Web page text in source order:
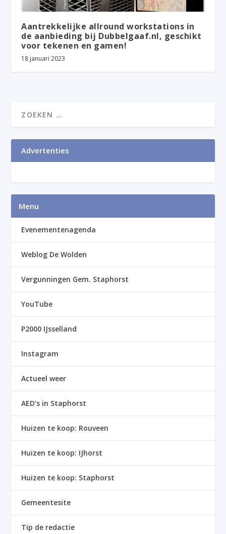
Aantrekkelijke allround workstations in
de aanbieding bij Dubbelgaaf.nl, geschikt
voor tekenen en gamen!
18 januari 2023
Advertenties
Menu
Evenementenagenda
Weblog De Wolden
Vergunningen Gem. Staphorst
YouTube
P2000 IJsselland
Instagram
Actueel weer
AED’s in Staphorst
Huizen te koop: Rouveen
Huizen te koop: IJhorst
Huizen te koop: Staphorst
Gemeentesite
Tip de redactie